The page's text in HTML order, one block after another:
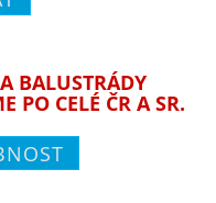
BALUSTRÁDY
PO CELÉ ČR A SR.